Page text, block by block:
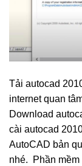
Tải autocad
internet quan
Download
cài autocad
AutoCAD bản
nhé. Phần